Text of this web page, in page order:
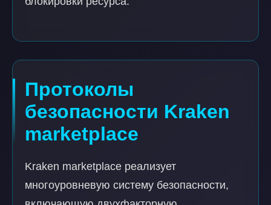
Протоколы
безопасности Kraken
marketplace
Kraken marketplace реализует
многоуровневую систему безопасности,